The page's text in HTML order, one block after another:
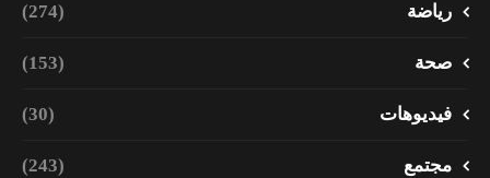
رياضة (274)
صحة (153)
فيديوهات (30)
مجتمع (243)